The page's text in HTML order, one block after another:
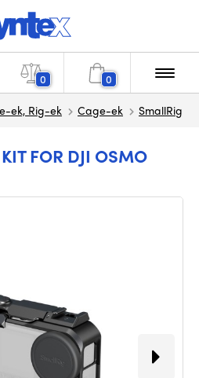
0 0
ek, Rig-ek Cage-ek SmallRig
FOR DJI OSMO